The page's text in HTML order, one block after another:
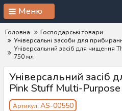
Меню
Головна
Господарські товари
Універсальні засоби для
Універсальний засіб для чищення
750 мл
Універсальний засіб
Pink Stuff Multi-
Артикул: AS-00550